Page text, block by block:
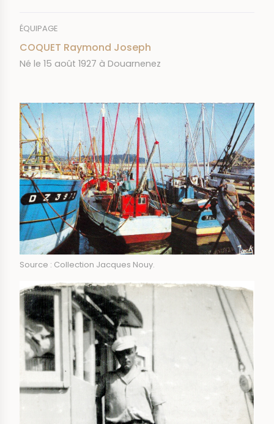
ÉQUIPAGE
COQUET Raymond Joseph
Né le 15 août 1927 à Douarnenez
IMAGE
Source : Collection Jacques Nouy.